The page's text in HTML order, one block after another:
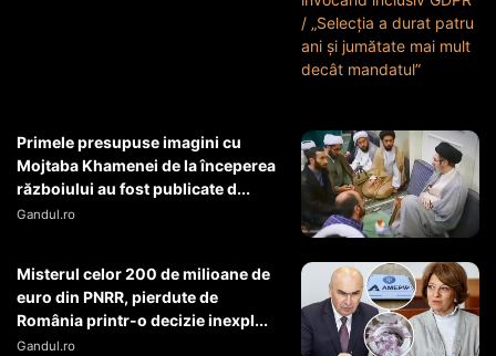
Primele presupuse imagini cu
Mojtaba Khamenei de la începerea
războiului au fost publicate d...
Gandul.ro
Misterul celor 200 de milioane de
euro din PNRR, pierdute de
România printr-o decizie inexpl...
Gandul.ro